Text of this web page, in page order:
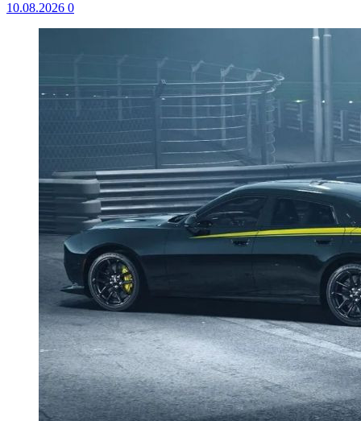
10.08.2026 0